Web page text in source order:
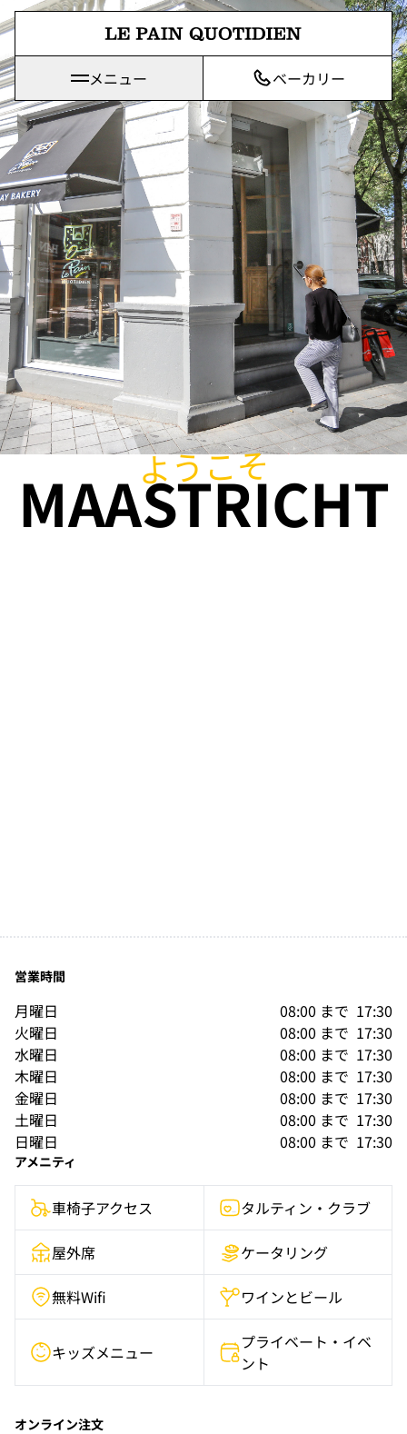
メインコンテンツに直接移動
Le Pain Quotidienは「毎日のパン」を意味します。
メニュー ベーカリー
MAASTRICHT
ようこそ
営業時間
月曜日 08:00 まで 17:30
火曜日
08:00 まで 17:30
水曜日
08:00 まで 17:30
木曜日
08:00 まで 17:30
金曜日
08:00 まで 17:30
土曜日
08:00 まで 17:30
日曜日
08:00 まで 17:30
アメニティ
車椅子アクセス タルティン・クラブ
屋外席 ケータリング
無料Wifi ワインとビール
キッズメニュー
プライベート・イベ
ント
オンライン注文